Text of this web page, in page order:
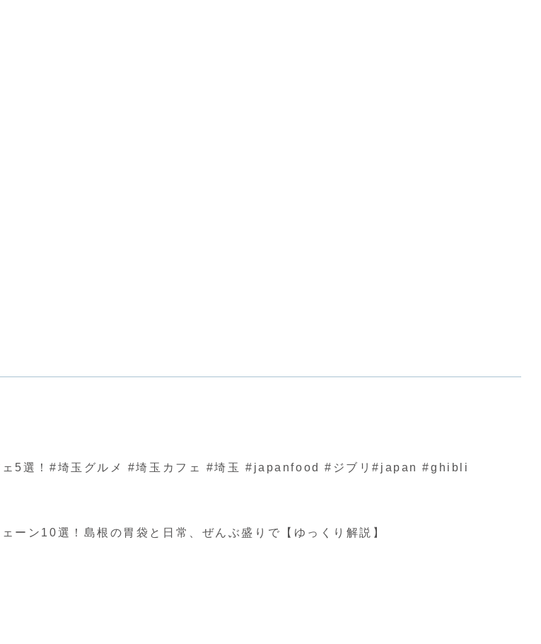
ェ5選！#埼玉グルメ #埼玉カフェ #埼玉 #japanfood #ジブリ#japan #ghibli
ーン10選！島根の胃袋と日常、ぜんぶ盛りで【ゆっくり解説】